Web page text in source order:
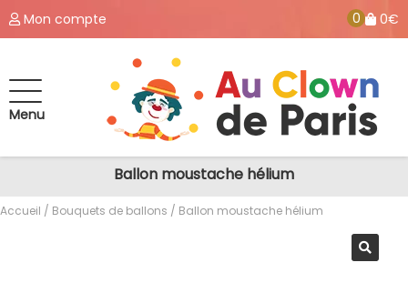
Mon compte 0 0€
Menu
Ballon moustache hélium
Accueil / Bouquets de ballons / Ballon moustache hélium